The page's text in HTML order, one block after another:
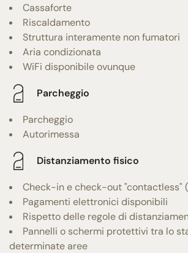
Cassaforte
Riscaldamento
Struttura interamente non fumatori
Aria condizionata
WiFi disponibile ovunque
Parcheggio
Parcheggio
Autorimessa
Distanziamento fisico
Check-in e check-out "contactless"
Pagamenti elettronici disponibili
Rispetto delle regole di
Pannelli o schermi protettivi tra lo
determinate aree